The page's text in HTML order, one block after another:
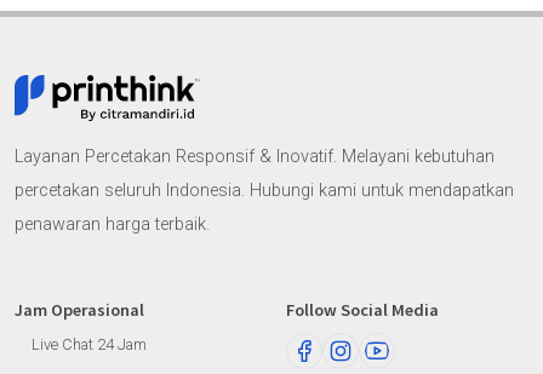
Layanan Percetakan Responsif & Inovatif. Melayani kebutuhan
percetakan seluruh Indonesia. Hubungi kami untuk mendapatkan
penawaran harga terbaik.
Jam Operasional
Live Chat 24 Jam
Follow Social Media